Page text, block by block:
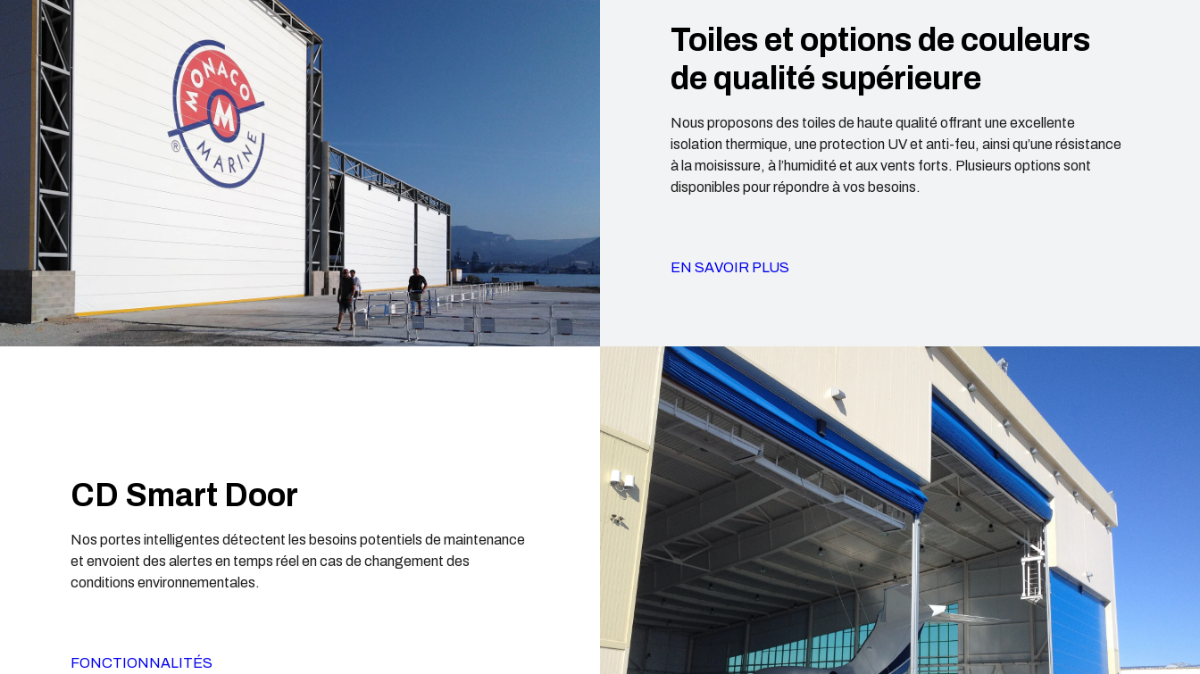
Toiles et options de couleurs
de qualité supérieure
Nous proposons des toiles de haute qualité offrant une excellente
isolation thermique, une protection UV et anti-feu, ainsi qu’une résistance
à la moisissure, à l’humidité et aux vents forts. Plusieurs options sont
disponibles pour répondre à vos besoins.
EN SAVOIR PLUS
CD Smart Door
Nos portes intelligentes détectent les besoins potentiels de maintenance
et envoient des alertes en temps réel en cas de changement des
conditions environnementales.
FONCTIONNALITÉS